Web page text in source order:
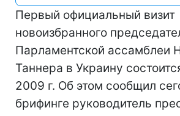
Первый официальный визит
новоизбранного
Парламентской ассамблеи
Таннера в Украину
2009 г. Об этом сообщил
брифинге руководитель